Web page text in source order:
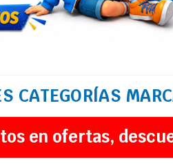
CATEGORÍAS
en ofertas,